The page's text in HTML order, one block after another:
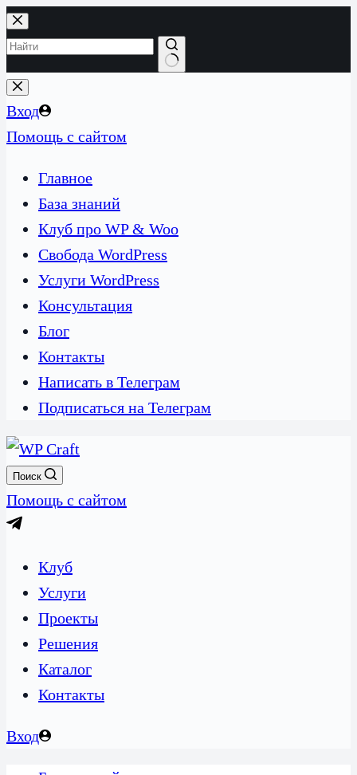
Перейти
к
сути
Ничего
не
найдено
Вход
Помощь с сайтом
Главное
База знаний
Клуб про WP & Woo
Свобода WordPress
Услуги WordPress
Консультация
Блог
Контакты
Написать в Телеграм
Подписаться на Телеграм
Поиск
Помощь с сайтом
Клуб
Услуги
Проекты
Решения
Каталог
Контакты
Вход